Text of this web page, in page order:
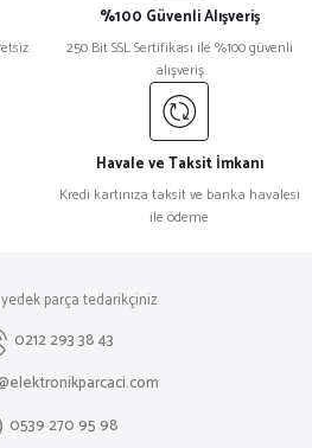
veya görüntülenemiyor.
bulunuyor.
pahalı.
olmalı.
Gönder
%100 Güvenli Alışveriş
250 Bit SSL Sertifikası ile %100 güvenli
alışveriş
Havale ve Taksit İmkanı
Kredi kartınıza taksit ve banka havalesi
ile ödeme
parça tedarikçiniz
0212 293 38 43
0539 270 95 98